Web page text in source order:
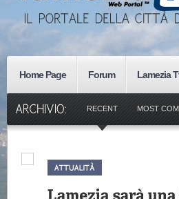
Home Page Forum Lamezia
RECENT MOST